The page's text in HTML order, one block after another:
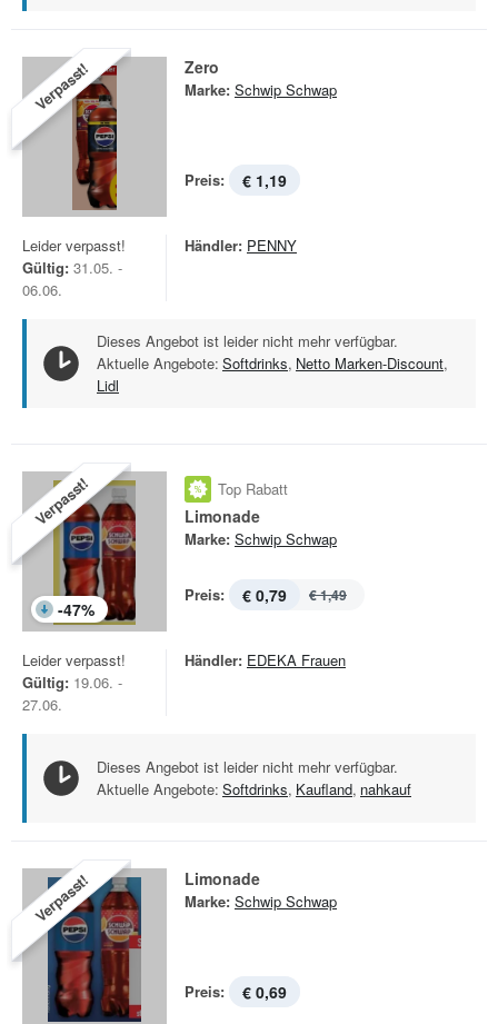
Verpasst! Zero
Marke: Schwip Schwap
Preis: € 1,19
Leider verpasst!
Gültig: 31.05. -
06.06.
Händler: PENNY
Dieses Angebot ist leider nicht mehr verfügbar.
Aktuelle Angebote: Softdrinks, Netto Marken-Discount,
Lidl
Verpasst!
-47%
Top Rabatt
Limonade
Marke: Schwip Schwap
Preis: € 0,79 € 1,49
Leider verpasst!
Gültig: 19.06. -
27.06.
Händler: EDEKA Frauen
Dieses Angebot ist leider nicht mehr verfügbar.
Aktuelle Angebote: Softdrinks, Kaufland, nahkauf
Verpasst! Limonade
Marke: Schwip Schwap
Preis: € 0,69